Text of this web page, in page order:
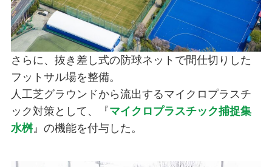
さらに、抜き差し式の防球ネットで間仕切りした
フットサル場を整備。
人工芝グラウンドから流出するマイクロプラスチ
ック対策として、『マイクロプラスチック捕捉集
水桝』の機能を付与した。